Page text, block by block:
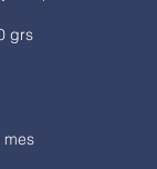
grs
mes